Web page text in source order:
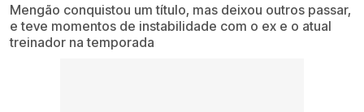
Mengão conquistou um título, mas deixou outros passar,
e teve momentos de instabilidade com o ex e o atual
treinador na temporada